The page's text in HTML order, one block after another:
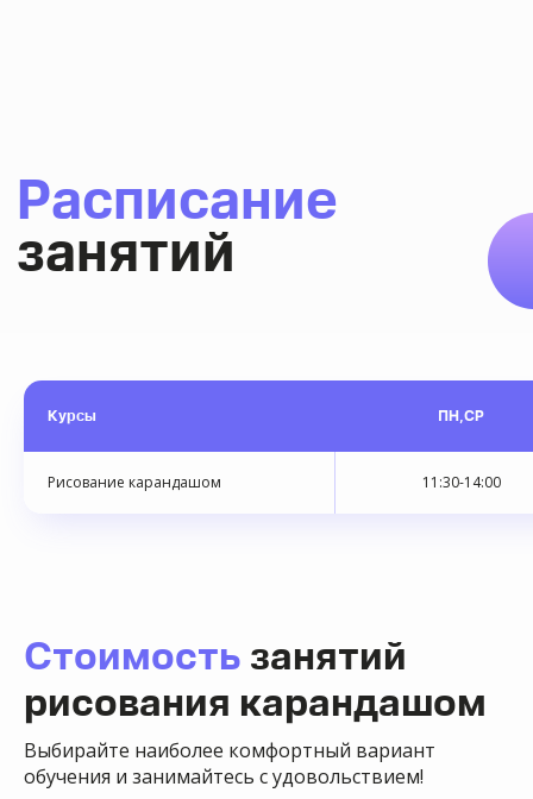
Курсы ПН,СР
Рисование карандашом 11:30-14:00
Стоимость занятий
рисования карандашом
Выбирайте наиболее комфортный вариант
обучения и занимайтесь с удовольствием!